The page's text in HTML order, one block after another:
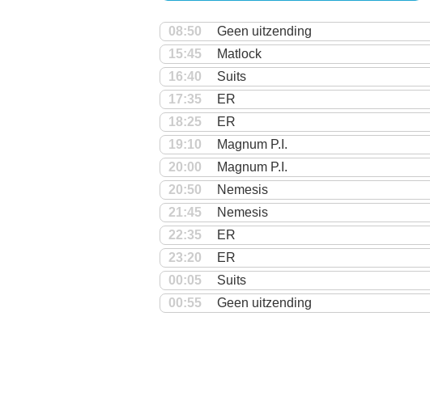
08:50
Geen uitzending
15:45
Matlock
16:40
Suits
17:35
ER
18:25
ER
19:10
Magnum P.I.
20:00
Magnum P.I.
20:50
Nemesis
21:45
Nemesis
22:35
ER
23:20
ER
00:05
Suits
00:55
Geen uitzending